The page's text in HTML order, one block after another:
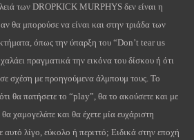
των DROPKICK MURPHYS δεν είναι η
θα μπορούσε να είναι και στην τριάδα των
όπως την ύπαρξη του “Don’t tear us
πραγματικά την εικόνα του δίσκου ή ότι
σχέση με προηγούμενα άλμπουμ τους. Το
θα πατήσετε το “play”, θα το ακούσετε και με
χαμογελάτε και θα έχετε μία ευχάριστη
λίγο, εύκολο ή περιττό; Ειδικά στην εποχή